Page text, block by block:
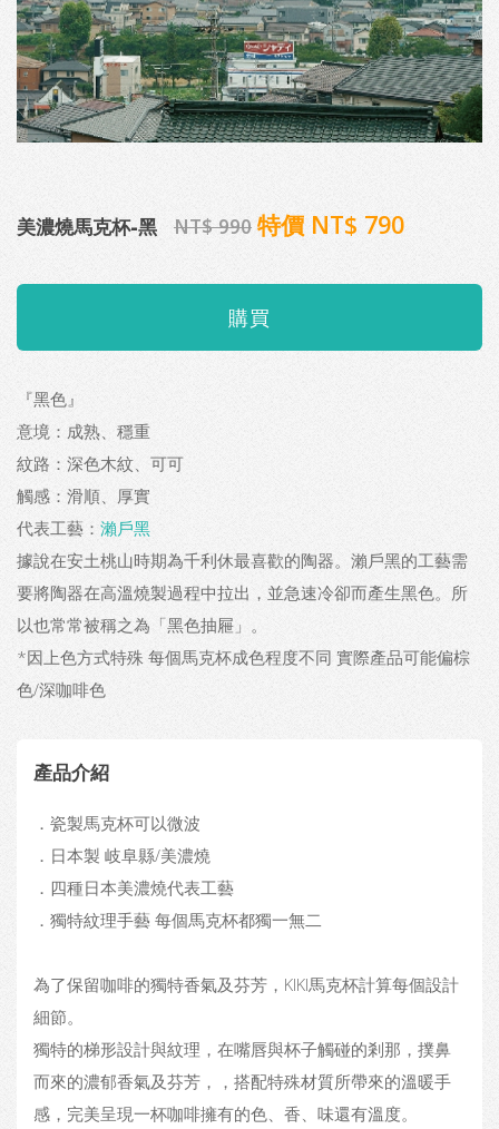
美濃燒馬克杯-黑 NT$ 990 特價 NT$ 790
『黑色』
意境：成熟、穩重
紋路：深色木紋、可可
觸感：滑順、厚實
代表工藝： 瀨戶黑
據說在安土桃山時期為千利休最喜歡的陶器。瀨戶黑的工藝需
要將陶器在高溫燒製過程中拉出，並急速冷卻而產生黑色。所
以也常常被稱之為「黑色抽屜」。
*因上色方式特殊 每個馬克杯成色程度不同 實際產品可能偏棕
色/深咖啡色
產品介紹
．瓷製馬克杯可以微波
．日本製 岐阜縣/美濃燒
．四種日本美濃燒代表工藝
．獨特紋理手藝 每個馬克杯都獨一無二
為了保留咖啡的獨特香氣及芬芳，KIKI馬克杯計算每個設計
細節。
獨特的梯形設計與紋理，在嘴唇與杯子觸碰的剎那，撲鼻
而來的濃郁香氣及芬芳，，搭配特殊材質所帶來的溫暖手
感，完美呈現一杯咖啡擁有的色、香、味還有溫度。